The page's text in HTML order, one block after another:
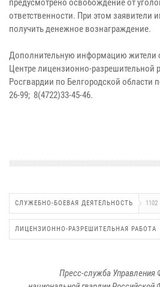
предусмотрено освобождение от
ответственности. При этом
получить денежное вознаграждение.
Дополнительную информацию жители
Центре лицензионно-разрешительной
Росгвардии по Белгородской области
26-99; 8(4722)33-45-46.
СЛУЖЕБНО-БОЕВАЯ ДЕЯТЕЛЬНОСТЬ 1102
ЛИЦЕНЗИОННО-РАЗРЕШИТЕЛЬНАЯ РАБОТА
Пресс-служба